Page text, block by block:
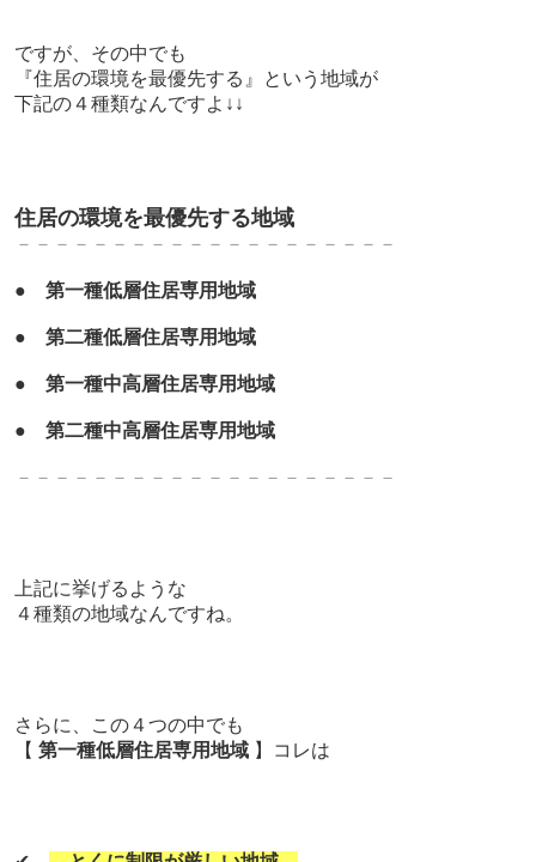
ですが、 その中でも
『住居の環境を最優先する』という地域が
下記の４種類なんですよ↓↓
住居の環境を最優先する地域
－－－－－－－－－－－－－－－－－－－－
● 第一種低層住居専用地域
● 第二種低層住居専用地域
● 第一種中高層住居専用地域
● 第二種中高層住居専用地域
－－－－－－－－－－－－－－－－－－－－
上記に挙げるような
４種類の地域なんですね。
さらに、
この４つの中でも
【 第一種低層住居専用地域】 コレは